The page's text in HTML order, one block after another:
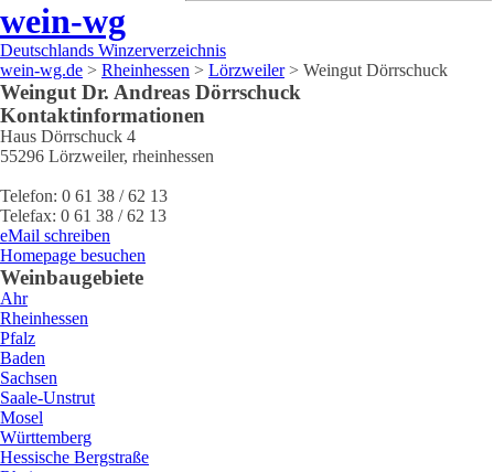
wein-wg
Deutschlands Winzerverzeichnis
wein-wg.de > Rheinhessen > Lörzweiler> Weingut Dörrschuck
Weingut Dr. Andreas Dörrschuck
Kontaktinformationen
Haus Dörrschuck 4
55296 Lörzweiler, rheinhessen
Telefon: 0 61 38 / 62 13
Telefax: 0 61 38 / 62 13
eMail schreiben
Homepage besuchen
Weinbaugebiete
Ahr
Rheinhessen
Pfalz
Baden
Sachsen
Saale-Unstrut
Mosel
Württemberg
Hessische Bergstraße